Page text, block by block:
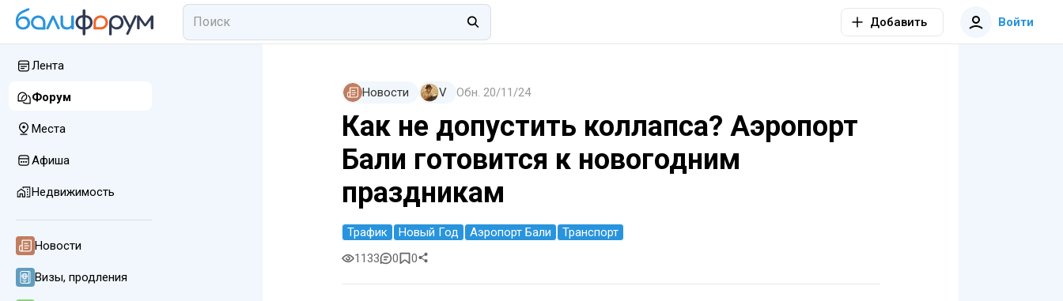
Добавить Войти
Новости V Обн. 20/11/24
Как не допустить коллапса? Аэропорт
Бали готовится к новогодним
праздникам
Трафик Новый Год Аэропорт Бали
Транспорт
1133
0 0
Лента
Форум
Места
Афиша
Недвижимость
Новости
Визы, продления